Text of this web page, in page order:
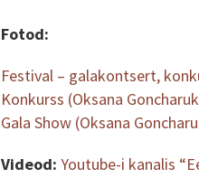
Fotod:
Festival – galakontsert,
Konkurss (Oksana
Gala Show (Oksana
Videod: Youtube-i kanalis